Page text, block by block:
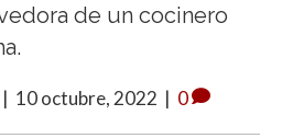
de un cocinero
| 10 octubre, 2022 | 0